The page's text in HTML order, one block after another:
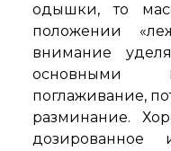
одышки, то
положении
внимание
основными
поглаживание,
разминание.
дозированное